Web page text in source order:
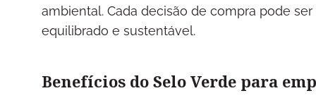
ambiental. Cada decisão de compra pode
equilibrado e sustentável.
Benefícios do Selo Verde para